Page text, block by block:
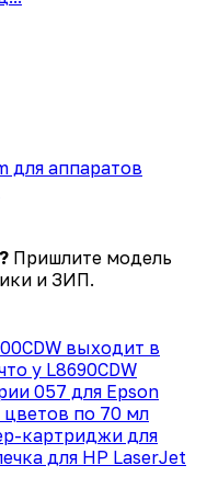
для аппаратов
Пришлите модель
и ЗИП.
выходит в
у L8690CDW
057 для Epson
цветов по 70 мл
картриджи для
для HP LaserJet